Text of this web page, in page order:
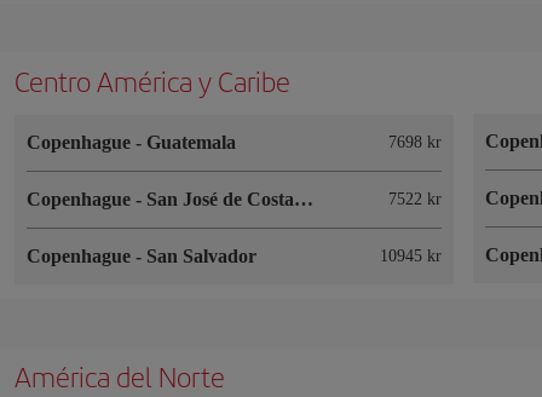
Centro América y Caribe
Copenhague - Guatemala 7698 kr
Copenhague - San José de Costa Rica 7522 kr
Copenhague - San Salvador 10945 kr
América del Norte